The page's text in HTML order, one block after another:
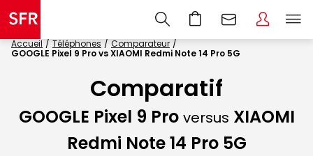
Accueil Téléphones
Comparateur
GOOGLE Pixel 9 Pro vs XIAOMI Redmi Note 14 Pro 5G
Comparatif
GOOGLE Pixel 9 Pro versus XIAOMI
Redmi Note 14 Pro 5G